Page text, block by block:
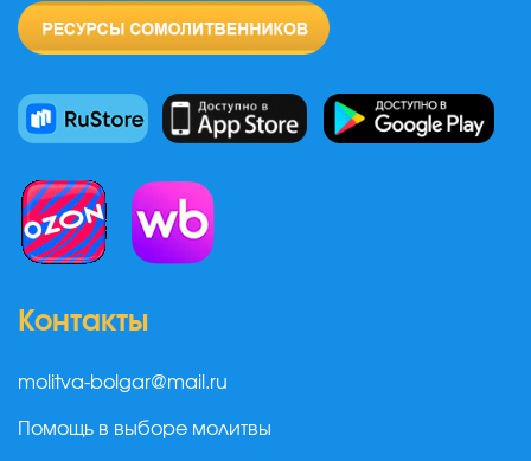
Контакты
molitva-bolgar@mail.ru
Помощь в выборе молитвы